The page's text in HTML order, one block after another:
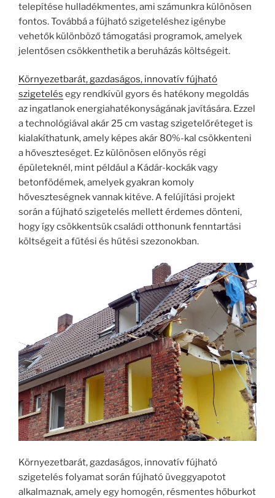
telepítése hulladékmentes, ami számunkra különösen
fontos. Továbbá a fújható szigeteléshez igénybe
vehetők különböző támogatási programok, amelyek
jelentősen csökkenthetik a beruházás költségeit.
Környezetbarát, gazdaságos, innovatív fújható
szigetelés egy rendkívül gyors és hatékony megoldás
az ingatlanok energiahatékonyságának javítására. Ezzel
a technológiával akár 25 cm vastag szigetelőréteget is
kialakíthatunk, amely képes akár 80%-kal csökkenteni
a hőveszteséget. Ez különösen előnyös régi
épületeknél, mint például a Kádár-kockák vagy
betonfödémek, amelyek gyakran komoly
hőveszteségnek vannak kitéve. A felújítási projekt
során a fújható szigetelés mellett érdemes dönteni,
hogy így csökkentsük családi otthonunk fenntartási
költségeit a fűtési és hűtési szezonokban.
Környezetbarát, gazdaságos, innovatív fújható
szigetelés folyamat során fújható üveggyapotot
alkalmaznak, amely egy homogén, résmentes hőburkot